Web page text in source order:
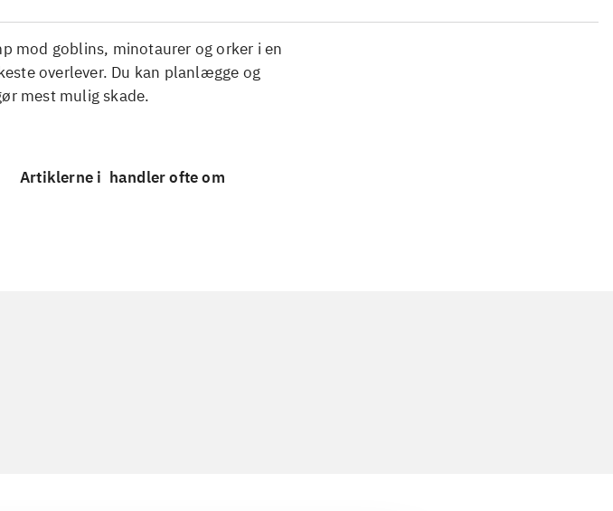
mod goblins, minotaurer og orker i en
overlever. Du kan planlægge og
mest mulig skade.
Artiklerne i handler ofte om